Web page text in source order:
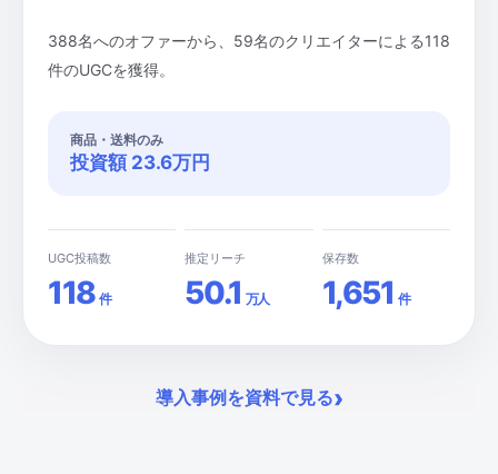
388名へのオファーから、59名のクリエイターによる118
件のUGCを獲得。
商品・送料のみ
投資額 23.6万円
UGC投稿数
118 件
推定リーチ
50.1 万人
保存数
1,651 件
導入事例を資料で見る›